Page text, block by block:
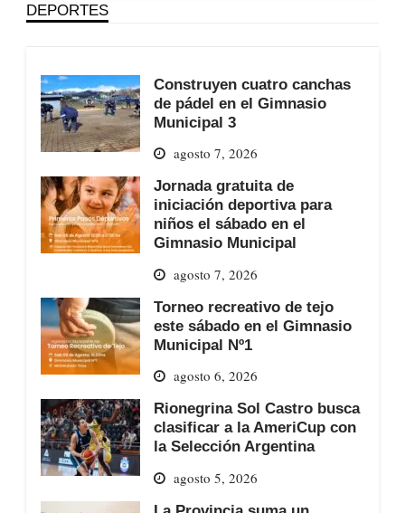
DEPORTES
Construyen cuatro canchas
de pádel en el Gimnasio
Municipal 3
agosto 7, 2026
Jornada gratuita de
iniciación deportiva para
niños el sábado en el
Gimnasio Municipal
agosto 7, 2026
Torneo recreativo de tejo
este sábado en el Gimnasio
Municipal Nº1
agosto 6, 2026
Rionegrina Sol Castro busca
clasificar a la AmeriCup con
la Selección Argentina
agosto 5, 2026